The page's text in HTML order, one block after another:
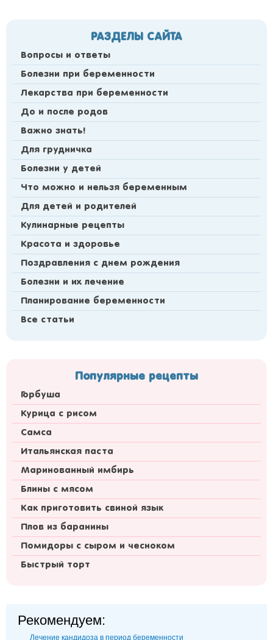
РАЗДЕЛЫ САЙТА
Вопросы и ответы
Болезни при беременности
Лекарства при беременности
До и после родов
Важно знать!
Для грудничка
Болезни у детей
Что можно и нельзя беременным
Для детей и родителей
Кулинарные рецепты
Красота и здоровье
Поздравления с днем рождения
Болезни и их лечение
Планирование беременности
Все статьи
Популярные рецепты
Горбуша
Курица с рисом
Самса
Итальянская паста
Маринованный имбирь
Блины с мясом
Как приготовить свиной язык
Плов из баранины
Помидоры с сыром и чесноком
Быстрый торт
Рекомендуем:
Лечение кандидоза в период беременности